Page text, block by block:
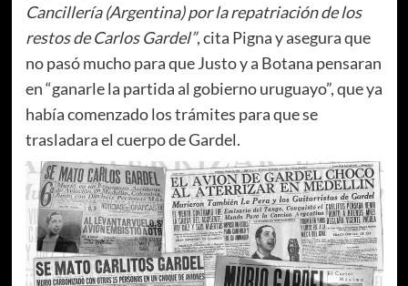
Cancillería (Argentina) por la repatriación de los
restos de Carlos Gardel”, cita Pigna y asegura que
no pasó mucho para que Justo y a Botana pensaran
en “ganarle la partida al gobierno uruguayo”, que ya
había comenzado los trámites para que se
trasladara el cuerpo de Gardel.